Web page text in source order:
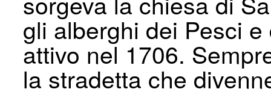
gli alberghi dei Pesci
attivo nel 1706.
la stradetta che